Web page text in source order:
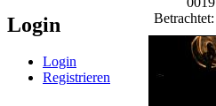
Login
Login
Registrieren